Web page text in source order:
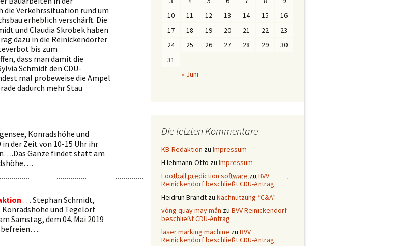
die Verkehrssituation rund um
erheblich verschärft. Die
und Claudia Skrobek haben
dazu in die Reinickendorfer
bis zum
dass man damit die
Schmidt den CDU-
mal probeweise die Ampel
dadurch mehr Stau
Konradshöhe und
der Zeit von 10-15 Uhr ihr
Ganze findet statt am
… Stephan Schmidt,
Konradshöhe und Tegelort
Samstag, dem 04. Mai 2019
befreien….
« Juni
10
11 12 13 14 15
16
17
18 19 20 21 22
23
24
25 26 27 28 29
30
31
Die letzten Kommentare
KB-Redaktion zu Impressum
H.lehmann-Otto zu Impressum
Football prediction software zu BVV
Reinickendorf beschließt CDU-Antrag
Heidrun Brandt zu Nachnutzung “C&A”
vòng quay may mắn zu BVV Reinickendorf
beschließt CDU-Antrag
laser marking machine zu BVV
Reinickendorf beschließt CDU-Antrag